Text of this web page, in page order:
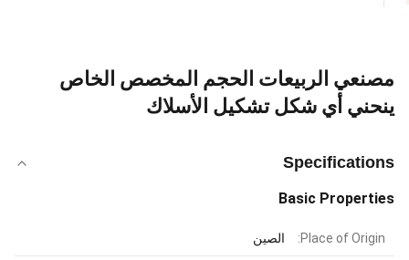
مصنعي الربيعات الحجم المخصص الخاص
ينحني أي شكل تشكيل الأسلاك
Specifications
Basic Properties
Place of Origin: الصين